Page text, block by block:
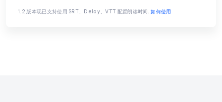
Hanoi, Warm, Standard Saigon, Warm, Standard
1.2 版本现已支持使用 SRT、Delay、VTT 配置朗读时间,如何使用